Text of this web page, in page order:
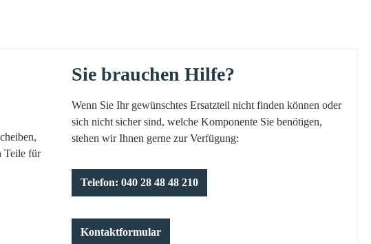
Teile für
Sie brauchen Hilfe?
Wenn Sie Ihr gewünschtes Ersatzteil nicht finden können oder
sich nicht sicher sind, welche Komponente Sie benötigen,
stehen wir Ihnen gerne zur Verfügung:
Telefon: 040 28 48 48 210
Kontaktformular